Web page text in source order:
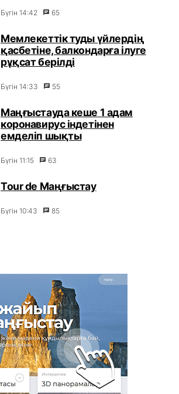
Бүгін 14:42 65
Мемлекеттік туды үйлердің
қасбетіне, балкондарға ілуге
рұқсат берілді
Бүгін 14:33 55
Маңғыстауда кеше 1 адам
коронавирус індетінен
емделіп шықты
Бүгін 11:15 63
Tour de Маңғыстау
Бүгін 10:43 85